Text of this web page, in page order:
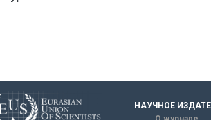
НАУЧНОЕ